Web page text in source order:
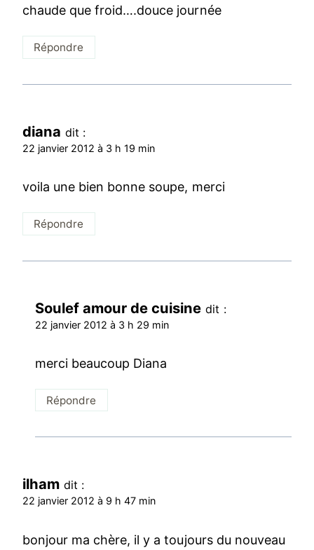
chaude que froid….douce journée
Répondre
diana dit :
22 janvier 2012 à 3 h 19 min
voila une bien bonne soupe, merci
Répondre
Soulef amour de cuisine dit :
22 janvier 2012 à 3 h 29 min
merci beaucoup Diana
Répondre
ilham dit :
22 janvier 2012 à 9 h 47 min
bonjour ma chère, il y a toujours du nouveau